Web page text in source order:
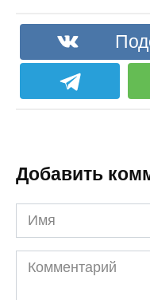
Добавить
Имя
Комментарий